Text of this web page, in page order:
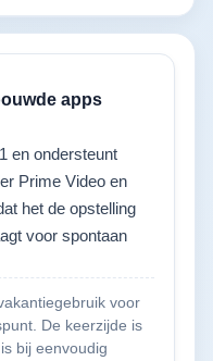
apps
en ondersteunt
Prime Video en
het de opstelling
voor spontaan
voor
De keerzijde is
bij eenvoudig